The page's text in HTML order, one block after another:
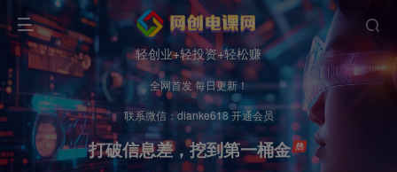
轻创业+轻投资+轻松赚
全网首发 每日更新！
联系微信：dianke618 开通会员
打破信息差，挖到第一桶金